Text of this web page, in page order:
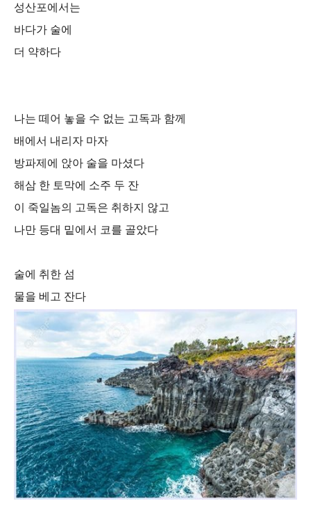
성산포에서는
바다가 술에
더 약하다
나는 떼어 놓을 수 없는 고독과 함께
배에서 내리자 마자
방파제에 앉아 술을 마셨다
해삼 한 토막에 소주 두 잔
이 죽일놈의 고독은 취하지 않고
나만 등대 밑에서 코를 골았다
술에 취한 섬
물을 베고 잔다